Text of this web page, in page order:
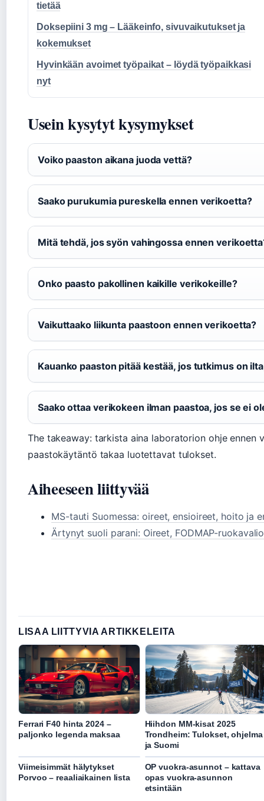
tietää
Doksepiini 3 mg – Lääkeinfo, sivuvaikutukset ja
kokemukset
Hyvinkään avoimet työpaikat – löydä työpaikkasi
nyt
Usein kysytyt kysymykset
Voiko paaston aikana juoda vettä?
Saako purukumia pureskella ennen verikoetta?
Mitä tehdä, jos syön vahingossa ennen
Onko paasto pakollinen kaikille verikokeille?
Vaikuttaako liikunta paastoon ennen verikoetta?
Kauanko paaston pitää kestää, jos tutkimus on
Saako ottaa verikokeen ilman paastoa, jos se ei
The takeaway: tarkista aina laboratorion ohje ennen
paastokäytäntö takaa luotettavat tulokset.
Aiheeseen liittyvää
MS-tauti Suomessa: oireet, ensioireet, hoito ja
Ärtynyt suoli parani: Oireet, FODMAP-
LISAA LIITTYVIA ARTIKKELEITA
Ferrari F40 hinta 2024 –
paljonko legenda maksaa
Hiihdon MM-kisat 2025
Trondheim: Tulokset, ohjelma
ja Suomi
Viimeisimmät hälytykset
Porvoo – reaaliaikainen lista
OP vuokra-asunnot – kattava
opas vuokra-asunnon
etsintään